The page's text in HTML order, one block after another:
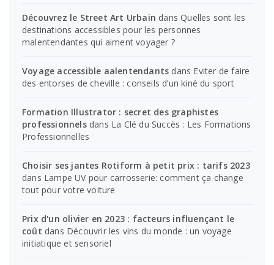
Découvrez le Street Art Urbain dansQuelles sont les
destinations accessibles pour les personnes
malentendantes qui aiment voyager ?
Voyage accessible aalentendants dans Eviter de faire
des entorses de cheville : conseils d’un kiné du sport
Formation Illustrator : secret des graphistes
professionnelsdans La Clé du Succès : Les Formations
Professionnelles
Choisir ses jantes Rotiform à petit prix : tarifs 2023
dans Lampe UV pour carrosserie: comment ça change
tout pour votre voiture
Prix d'un olivier en 2023 : facteurs influençant le
coût dans Découvrir les vins du monde : un voyage
initiatique et sensoriel